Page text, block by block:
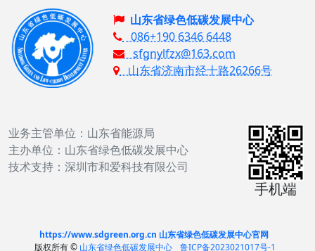
山东省绿色低碳发展中心
086+190 6346 6448
sfgnylfzx@163.com
山东省济南市经十路26266号
业务主管单位：山东省能源局
主办单位：山东省绿色低碳发展中心
技术支持：深圳市和爱科技有限公司
手机端
https://www.sdgreen.org.cn 山东省绿色低碳发展中心官网
版权所有 © 山东省绿色低碳发展中心 鲁ICP备2023021017号-1